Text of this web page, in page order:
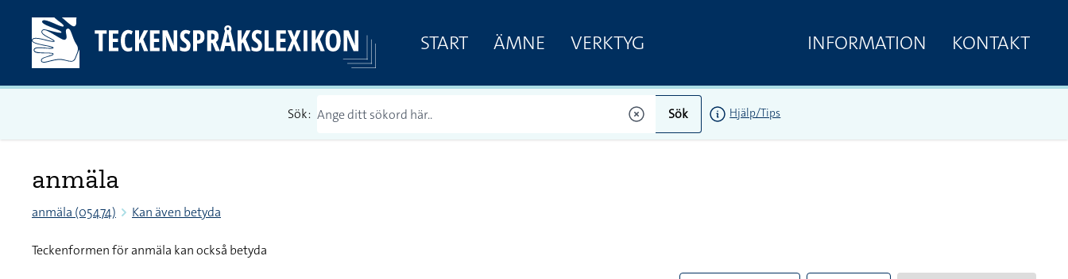
START ÄMNE VERKTYG INFORMATION KONTAKT
Sök: Sök Hjälp/Tips
anmäla
anmäla (05474) Kan även betyda
Teckenformen för anmäla kan också betyda